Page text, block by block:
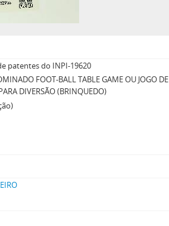
patentes do INPI-19620
FOOT-BALL TABLE GAME OU JOGO DE
DIVERSÃO (BRINQUEDO)